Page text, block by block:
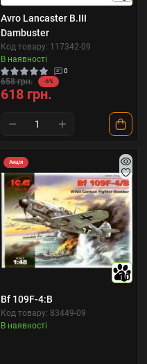
Avro Lancaster B.III
Dambuster
Код товару: 117342-09
В наявності
0
658 грн. -6%
618 грн.
Акція
10
Bf 109F-4:B
Код товару: 83449-09
В наявності